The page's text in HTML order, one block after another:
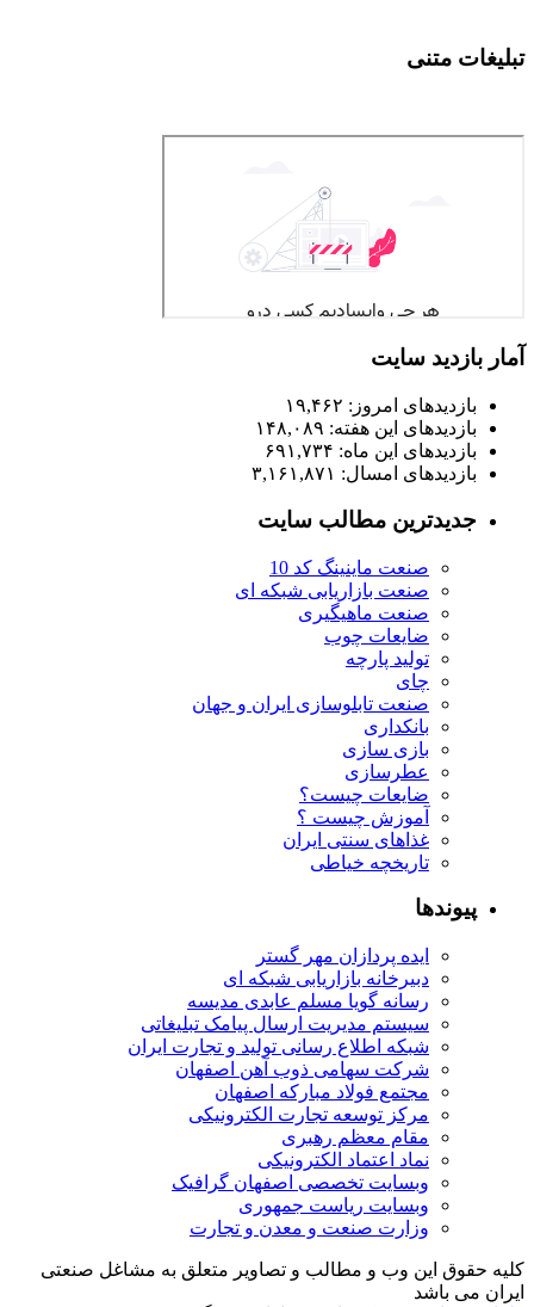
تبلیغات متنی
آمار بازدید سایت
بازدیدهای امروز: ۱۹,۴۶۲
بازدیدهای این هفته: ۱۴۸,۰۸۹
بازدیدهای این ماه: ۶۹۱,۷۳۴
بازدیدهای امسال: ۳,۱۶۱,۸۷۱
جدیدترین مطالب سایت
صنعت ماینینگ کد 10
صنعت بازاریابی شبکه ای
صنعت ماهیگیری
ضایعات چوب
تولید پارچه
چای
صنعت تابلوسازی ایران و جهان
بانکداری
بازی سازی
عطرسازی
ضایعات چیست؟
آموزش چیست ؟
غذاهای سنتی ایران
تاریخچه خیاطی
پیوندها
ایده پردازان مهر گستر
دبیرخانه بازاریابی شبکه ای
رسانه گویا مسلم عابدی مدیسه
سیستم مدیریت ارسال پیامک تبلیغاتی
شبکه اطلاع رسانی تولید و تجارت ایران
شرکت سهامی ذوب آهن اصفهان
مجتمع فولاد مبارکه اصفهان
مرکز توسعه تجارت الکترونیکی
مقام معظم رهبری
نماد اعتماد الکترونیکی
وبسایت تخصصی اصفهان گرافیک
وبسایت ریاست جمهوری
وزارت صنعت و معدن و تجارت
کلیه حقوق این وب و مطالب و تصاویر متعلق به مشاغل صنعتی
ایران می باشد